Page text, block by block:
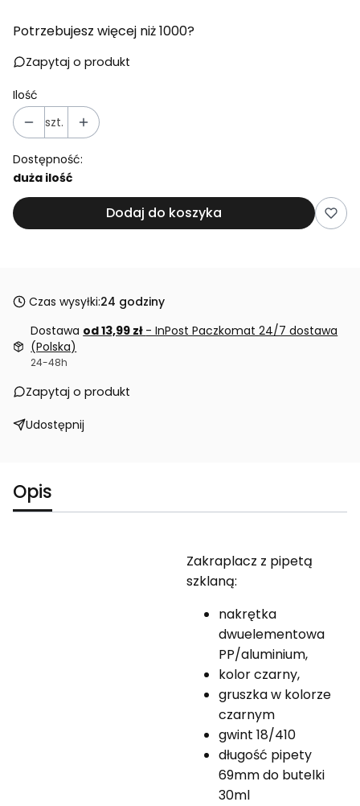
Potrzebujesz więcej niż 1000?
Zapytaj o produkt
Ilość
szt.
Dostępność:
duża ilość
Dodaj do koszyka
Czas wysyłki:24 godziny
Dostawa od 13,99 zł - InPost Paczkomat 24/7 dostawa
(Polska)
24-48h
Zapytaj o produkt
Udostępnij
Opis
Zakraplacz z pipetą
szklaną:
nakrętka
dwuelementowa
PP/aluminium,
kolor czarny,
gruszka w kolorze
czarnym
gwint 18/410
długość pipety
69mm do butelki
30ml